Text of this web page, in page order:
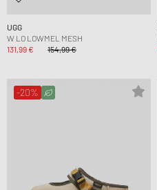
UGG
W LO LOWMEL MESH
131,99 €
154,99 €
-20%